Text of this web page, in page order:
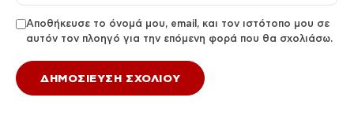
Αποθήκευσε το όνομά μου, email, και τον ιστότοπο μου σε
αυτόν τον πλοηγό για την επόμενη φορά που θα σχολιάσω.